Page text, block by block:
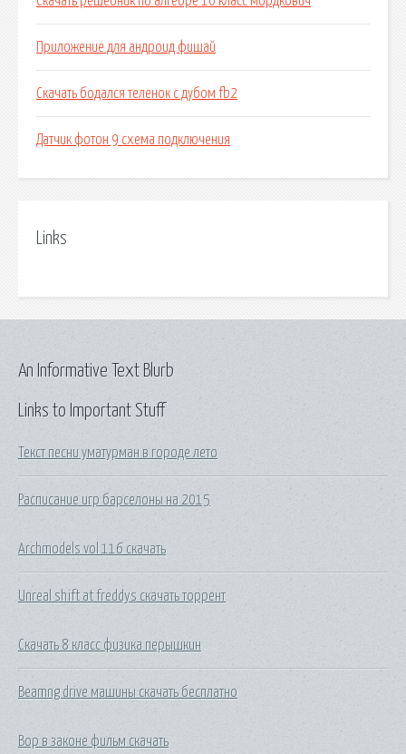
Приложение для андроид фишай
Скачать бодался теленок с дубом fb2
Датчик фотон 9 схема подключения
Links
Links to Important Stuff
Текст песни уматурман в городе лето
Расписание игр барселоны на 2015
Archmodels vol 116 скачать
Unreal shift at freddys скачать торрент
Скачать 8 класс физика перышкин
Beamng drive машины скачать бесплатно
Вор в законе фильм скачать
An Informative Text Blurb